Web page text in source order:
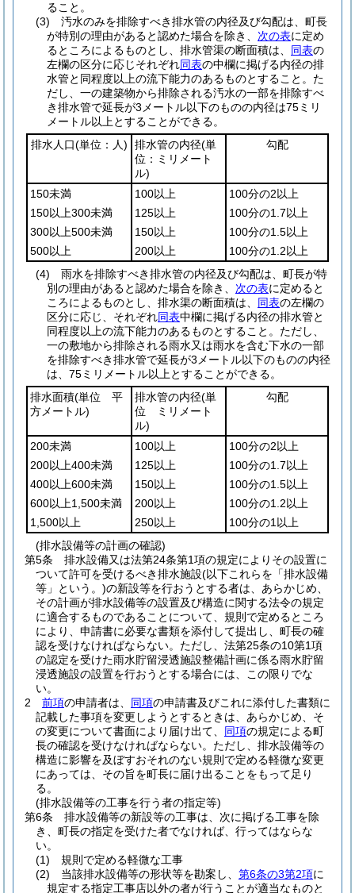
ること。
(3)
汚水のみを排除すべき排水管の内径及び勾配は、町長
が特別の理由があると認めた場合を除き、 次の表に定め
るところによるものとし、排水管渠の断面積は、 同表の
左欄の区分に応じそれぞれ同表の中欄に掲げる内径の排
水管と同程度以上の流下能力のあるものとすること。 た
だし、一の建築物から排除される汚水の一部を排除すべ
き排水管で延長が3メートル以下のものの内径は75ミリ
メートル以上とすることができる。
排水人口(単位：人) 排水管の内径(単
位：ミリメート
ル)
勾配
150未満 100以上
100分の2以上
150以上300未満
125以上
100分の1.7以上
300以上500未満
150以上
100分の1.5以上
500以上
200以上
100分の1.2以上
(4)
雨水を排除すべき排水管の内径及び勾配は、町長が特
別の理由があると認めた場合を除き、 次の表に定めると
ころによるものとし、排水渠の断面積は、 同表の左欄の
区分に応じ、それぞれ同表中欄に掲げる内径の排水管と
同程度以上の流下能力のあるものとすること。 ただし、
一の敷地から排除される雨水又は雨水を含む下水の一部
を排除すべき排水管で延長が3メートル以下のものの内径
は、75ミリメートル以上とすることができる。
排水面積(単位 平
方メートル)
排水管の内径(単
位 ミリメート
ル)
勾配
200未満 100以上
100分の2以上
200以上400未満
125以上
100分の1.7以上
400以上600未満
150以上
100分の1.5以上
600以上1,500未満
200以上
100分の1.2以上
1,500以上
250以上
100分の1以上
(排水設備等の計画の確認)
第5条
排水設備又は法第24条第1項の規定によりその設置に
ついて許可を受けるべき排水施設(以下これらを「排水設備
等」という。)の新設等を行おうとする者は、あらかじめ、
その計画が排水設備等の設置及び構造に関する法令の規定
に適合するものであることについて、規則で定めるところ
により、申請書に必要な書類を添付して提出し、町長の確
認を受けなければならない。 ただし、法第25条の10第1項
の認定を受けた雨水貯留浸透施設整備計画に係る雨水貯留
浸透施設の設置を行おうとする場合には、この限りでな
い。
2
前項の申請者は、 同項の申請書及びこれに添付した書類に
記載した事項を変更しようとするときは、あらかじめ、そ
の変更について書面により届け出て、 同項の規定による町
長の確認を受けなければならない。 ただし、排水設備等の
構造に影響を及ぼすおそれのない規則で定める軽微な変更
にあっては、その旨を町長に届け出ることをもって足り
る。
(排水設備等の工事を行う者の指定等)
第6条
排水設備等の新設等の工事は、次に掲げる工事を除
き、町長の指定を受けた者でなければ、行ってはならな
い。
(1)
規則で定める軽微な工事
(2)
当該排水設備等の形状等を勘案し、 第6条の3第2項に
規定する指定工事店以外の者が行うことが適当なものと